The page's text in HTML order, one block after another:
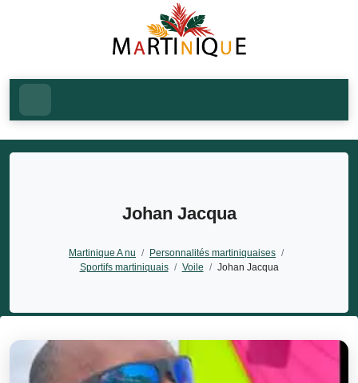
Johan Jacqua
Martinique A nu / Personnalités martiniquaises /
Sportifs martiniquais / Voile / Johan Jacqua